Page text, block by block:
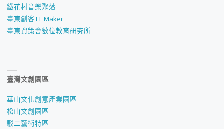
鐵花村音樂聚落
臺東創客TT Maker
臺東資策會數位教育研究所
臺灣文創園區
華山文化創意產業園區
松山文創園區
駁二藝術特區